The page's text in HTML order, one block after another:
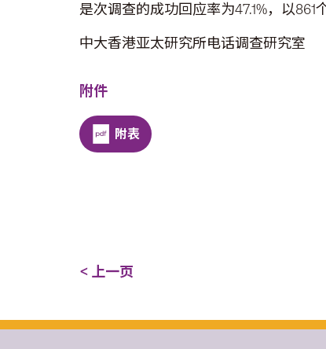
是次调查的成功回应率为47.1%，以
中大香港亚太研究所电话调查研究室
附件
附表
< 上一页